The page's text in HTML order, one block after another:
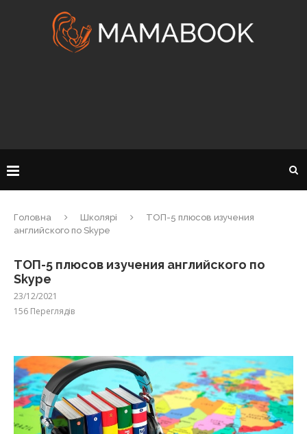
Головна Школярі
ТОП-5 плюсов изучения
английского по Skype
ТОП-5 плюсов изучения английского по
Skype
23/12/2021
156 Переглядів